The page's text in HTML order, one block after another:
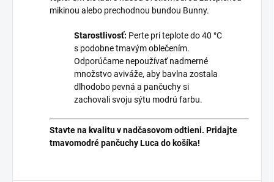
mikinou alebo prechodnou bundou Bunny.
Starostlivosť: Perte pri teplote do 40 °C
s podobne tmavým oblečením.
Odporúčame nepoužívať nadmerné
množstvo aviváže, aby bavlna zostala
dlhodobo pevná a pančuchy si
zachovali svoju sýtu modrú farbu.
Stavte na kvalitu v nadčasovom odtieni. Pridajte
tmavomodré pančuchy Luca do košíka!